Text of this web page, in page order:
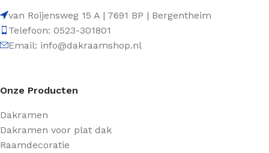
van Roijensweg 15 A | 7691 BP | Bergentheim
Telefoon: 0523-301801
Email: info@dakraamshop.nl
Onze Producten
Dakramen
Dakramen voor plat dak
Raamdecoratie